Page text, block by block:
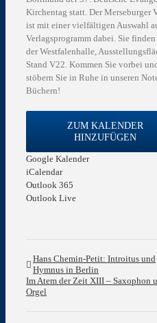
Kirchentag statt. Der Merseburger
ist mit einer vielfältigen Auswahl
Verlagsprogramm dabei. Sie
der Westfalenhalle,
Stand V22. Kommen Sie vorbei
stöbern Sie in Ruhe in unseren
Büchern!
ZUM KALENDER
HINZUFÜGEN
Google Kalender
iCalendar
Outlook 365
Outlook Live
Hans Chemin-Petit: Introitus und
Hymnus in Berlin
Im Atem der Zeit XIII – Saxophon
Orgel